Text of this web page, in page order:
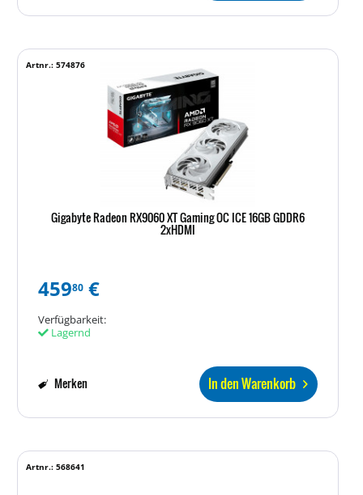
Gigabyte Radeon RX9060 XT Gaming OC ICE 16GB GDDR6
2xHDMI
Artnr.: 574876
45980 €
Verfügbarkeit:
Lagernd
In den Warenkorb
Merken
Artnr.: 568641